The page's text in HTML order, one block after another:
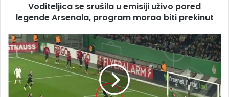
program
morao
prekinut
Voditeljica se srušila u emisiji uživo pored
legende Arsenala, program morao biti prekinut
Haris
Tabaković
ne
misli
stati,
matirao